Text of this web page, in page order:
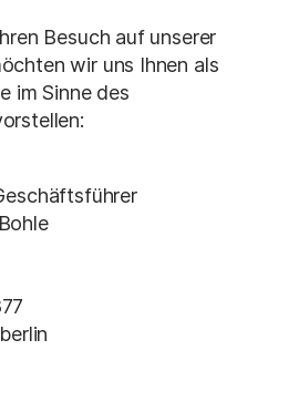
Besuch auf unserer
wir uns Ihnen als
im Sinne des